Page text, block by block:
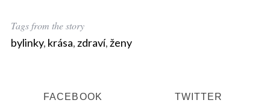
Tags from the story
bylinky, krása, zdraví,ženy
FACEBOOK TWITTER